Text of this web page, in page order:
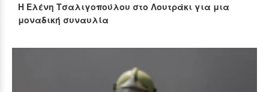
Η Ελένη Τσαλιγοπούλου στο Λουτράκι για μια
μοναδική συναυλία